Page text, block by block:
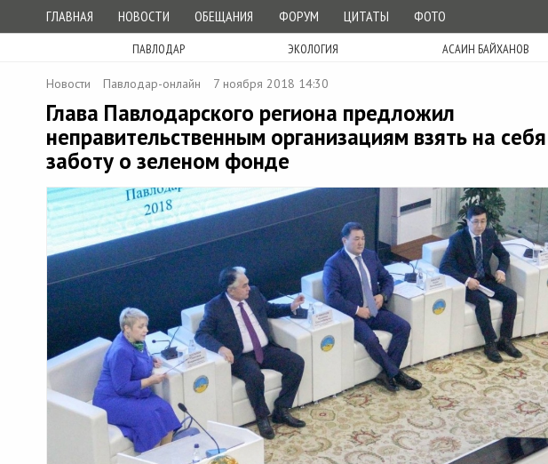
ГЛАВНАЯ НОВОСТИ ОБЕЩАНИЯ ФОРУМ ЦИТАТЫ ФОТО
ПАВЛОДАР ЭКОЛОГИЯ АСАИН БАЙХАНОВ
Новости Павлодар-онлайн 7 ноября 2018 14:30
Глава Павлодарского региона предложил
неправительственным организациям взять на себя
заботу о зеленом фонде